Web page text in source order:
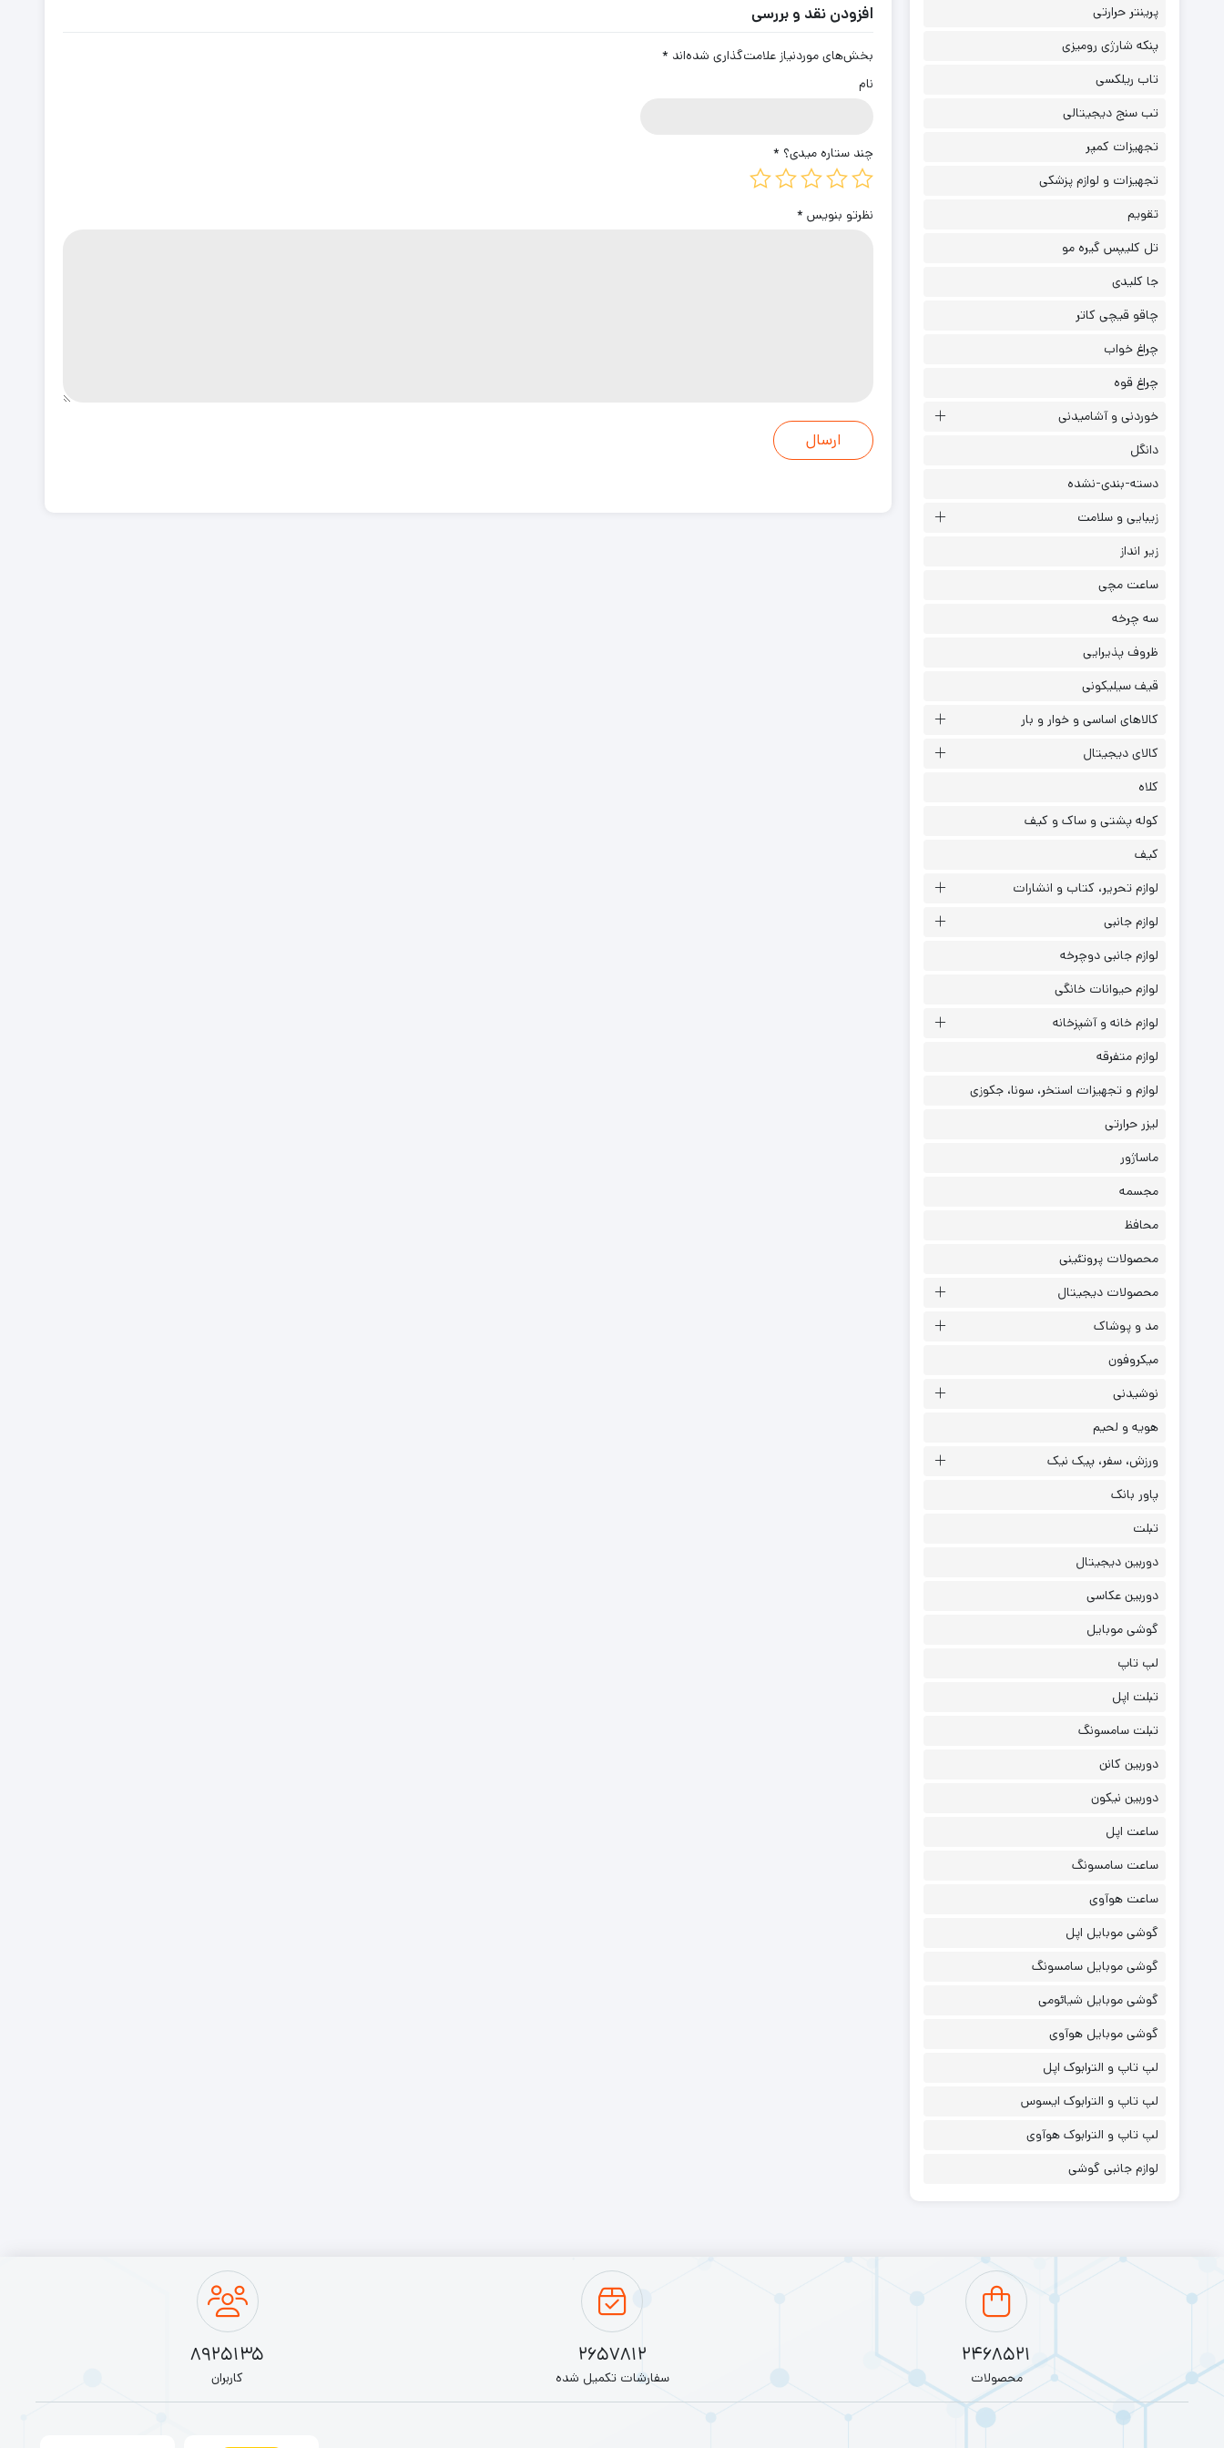
افزودن نقد و بررسی
بخش‌های موردنیاز علامت‌گذاری شده‌اند *
نام
چند ستاره میدی؟ *
نظرتو بنویس *
پرینتر حرارتی
پنکه شارژی رومیزی
تاب ریلکسی
تب سنج دیجیتالی
تجهیزات کمپر
تجهیزات و لوازم پزشکی
تقویم
تل کلیپس گیره مو
جا کلیدی
چاقو قیچی کاتر
چراغ خواب
چراغ قوه
خوردنی و آشامیدنی
دانگل
دسته-بندی-نشده
زیبایی و سلامت
زیر انداز
ساعت مچی
سه چرخه
ظروف پذیرایی
قیف سیلیکونی
کالاهای اساسی و خوار و بار
کالای دیجیتال
کلاه
کوله پشتی و ساک و کیف
کیف
لوازم تحریر، کتاب و انشارات
لوازم جانبی
لوازم جانبی دوچرخه
لوازم حیوانات خانگی
لوازم خانه و آشپزخانه
لوازم متفرقه
لوازم و تجهیزات استخر، سونا، جکوزی
لیزر حرارتی
ماساژور
مجسمه
محافظ
محصولات پروتئینی
محصولات دیجیتال
مد و پوشاک
میکروفون
نوشیدنی
هویه و لحیم
ورزش، سفر، پیک نیک
پاور بانک
تبلت
دوربین دیجیتال
دوربین عکاسی
گوشی موبایل
لپ تاپ
تبلت اپل
تبلت سامسونگ
دوربین کانن
دوربین نیکون
ساعت اپل
ساعت سامسونگ
ساعت هوآوی
گوشی موبایل اپل
گوشی موبایل سامسونگ
گوشی موبایل شیائومی
گوشی موبایل هوآوی
لپ تاپ و الترابوک اپل
لپ تاپ و الترابوک ایسوس
لپ تاپ و الترابوک هوآوی
لوازم جانبی گوشی
2468521
محصولات
2657812
سفارشات تکمیل شده
8925135
کاربران